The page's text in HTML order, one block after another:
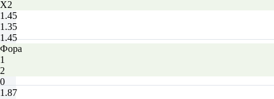
X2
1.45
1.35
1.45
Фора
1
2
0
1.87